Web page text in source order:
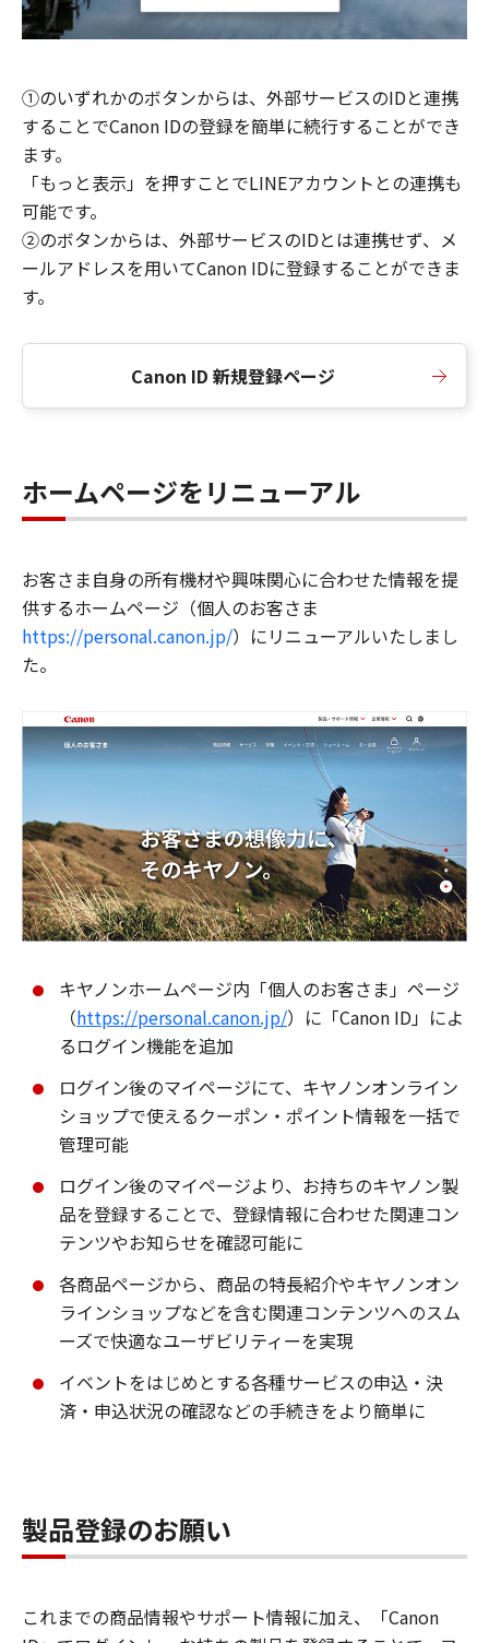
①のいずれかのボタンからは、外部サービスのIDと連携
することでCanon IDの登録を簡単に続行することができ
ます。
「もっと表示」を押すことでLINEアカウントとの連携も
可能です。
②のボタンからは、外部サービスのIDとは連携せず、メ
ールアドレスを用いてCanon IDに登録することができま
す。
Canon ID 新規登録ページ
ホームページをリニューアル
お客さま自身の所有機材や興味関心に合わせた情報を提
供するホームページ（個人のお客さま
https://personal.canon.jp/）にリニューアルいたしまし
た。
キヤノンホームページ内「個人のお客さま」ページ
（https://personal.canon.jp/）に「Canon ID」によ
るログイン機能を追加
ログイン後のマイページにて、キヤノンオンライン
ショップで使えるクーポン・ポイント情報を一括で
管理可能
ログイン後のマイページより、お持ちのキヤノン製
品を登録することで、登録情報に合わせた関連コン
テンツやお知らせを確認可能に
各商品ページから、商品の特長紹介やキヤノンオン
ラインショップなどを含む関連コンテンツへのスム
ーズで快適なユーザビリティーを実現
イベントをはじめとする各種サービスの申込・決
済・申込状況の確認などの手続きをより簡単に
製品登録のお願い
これまでの商品情報やサポート情報に加え、「Canon